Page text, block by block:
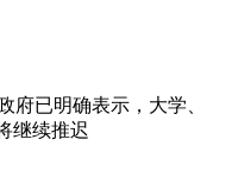
府已明确表示，大学、
继续推迟